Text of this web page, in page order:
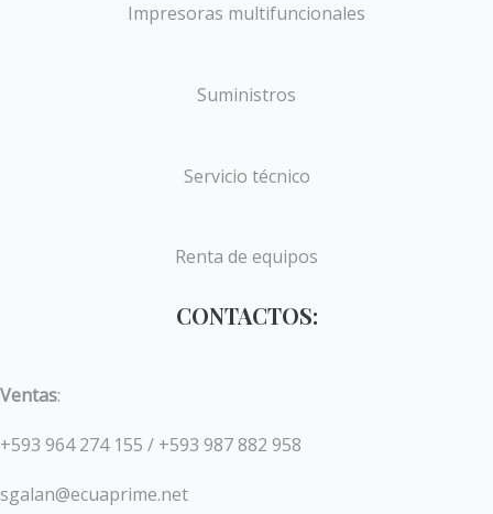
Impresoras multifuncionales
Suministros
Servicio técnico
Renta de equipos
CONTACTOS:
Ventas:
+593 964 274 155 / +593 987 882 958
sgalan@ecuaprime.net